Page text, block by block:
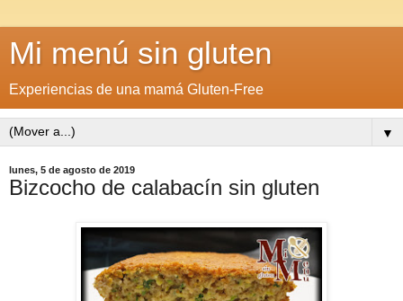
Mi menú sin gluten
Experiencias de una mamá Gluten-Free
▼
lunes, 5 de agosto de 2019
Bizcocho de calabacín sin gluten